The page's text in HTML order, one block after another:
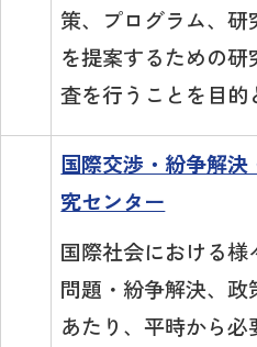
策、プログラム、研
を提案するための研
査を行うことを目的
国際交渉・紛争解決
究センター
国際社会における様
問題・紛争解決、政
あたり、平時から必